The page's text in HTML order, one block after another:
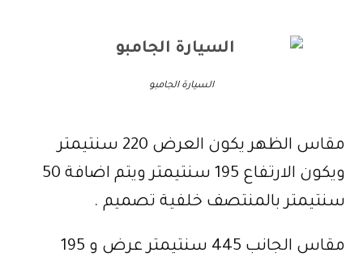
السيارة الجامبو
مقاس الظهر يكون العرض 220 سنتيمتر
ويكون الارتفاع 195 سنتيمتر ويتم اضافة 50
سنتيمتر بالمنتصف خلفية تصميم .
مقاس الجانب 445 سنتيمتر عرض و 195